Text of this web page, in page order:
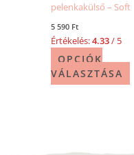
pelenkakülső – Soft
5 590 Ft
Értékelés:4.33/ 5
OPCIÓK
VÁLASZTÁSA